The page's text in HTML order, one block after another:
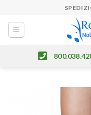
content